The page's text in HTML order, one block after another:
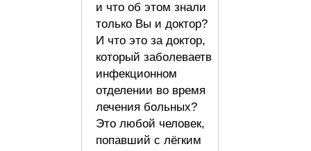
и что об этом знали
только Вы и доктор?
И что это за доктор,
который заболеваетв
инфекционном
отделении во время
лечения больных?
Это любой человек,
попавший с лёгким